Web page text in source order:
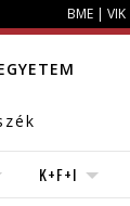
BME | VIK
K+F+I